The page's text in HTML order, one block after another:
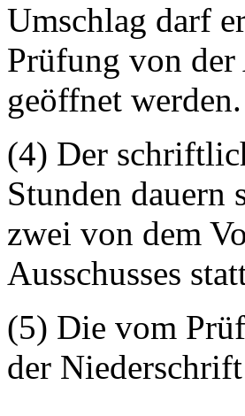
Umschlag darf
Prüfung von
geöffnet werden.
(4) Der
Stunden
zwei von dem
Ausschusses
(5) Die vom
der